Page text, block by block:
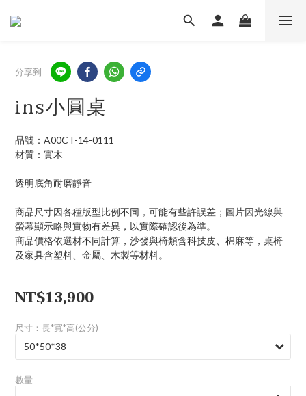
分享到
ins小圓桌
品號：A00CT-14-0111
材質：實木
透明底角耐磨靜音
商品尺寸因各種版型比例不同，可能有些許誤差；圖片因光線與
螢幕顯示略與實物有差異，以實際確認後為準。
商品價格依選材不同計算，沙發與椅類含科技皮、棉麻等，桌椅
及家具含塑料、金屬、木製等材料。
NT$13,900
尺寸：長*寬*高(公分)
數量